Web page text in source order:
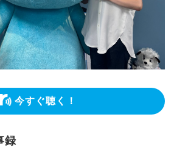
今すぐ聴く！
録